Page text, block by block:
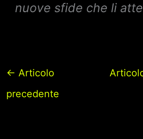
nuove sfide che li
← Articolo
precedente